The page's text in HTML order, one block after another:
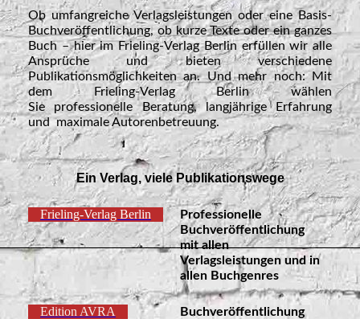
Ob umfangreiche Verlagsleistungen oder eine Basis-
Buchveröffentlichung, ob kurze Texte oder ein ganzes
Buch – hier im Frieling-Verlag Berlin erfüllen wir alle
Ansprüche und bieten verschiedene
Publikationsmöglichkeiten an. Und mehr noch: Mit
dem Frieling-Verlag Berlin wählen
Sie professionelle Beratung, langjährige Erfahrung
und maximale Autorenbetreuung.
Ein Verlag, viele Publikationswege
Frieling-Verlag Berlin
Professionelle
Buchveröffentlichung
mit allen
Verlagsleistungen und in
allen Buchgenres
Edition AVRA
Buchveröffentlichung